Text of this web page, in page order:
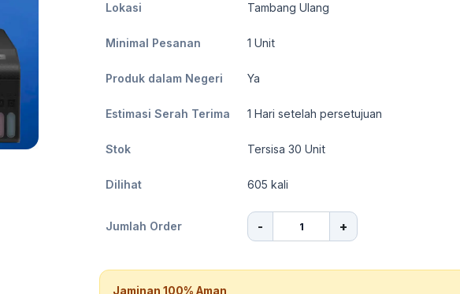
Lokasi Tambang Ulang
Minimal Pesanan 1 Unit
Produk dalam Negeri Ya
Estimasi Serah Terima 1 Hari setelah persetujuan
Stok Tersisa 30 Unit
Dilihat 605 kali
Jumlah Order - +
Jaminan 100% Aman